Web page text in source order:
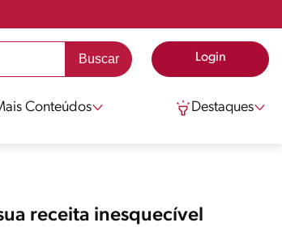
Login
Conteúdos Destaques
receita inesquecível